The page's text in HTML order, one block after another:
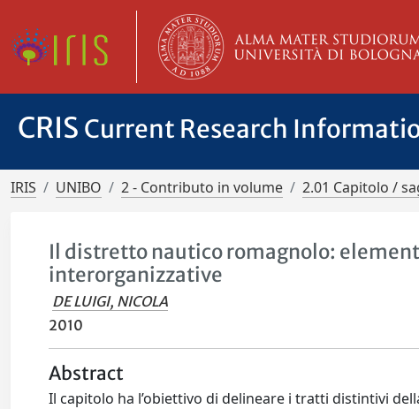
CRIS Current Research
IRIS UNIBO 2 - Contributo in volume 2.01 Capitolo /
Il distretto nautico romagnolo:
interorganizzative
DE LUIGI, NICOLA
2010
Abstract
Il capitolo ha l’obiettivo di delineare i tratti distintivi